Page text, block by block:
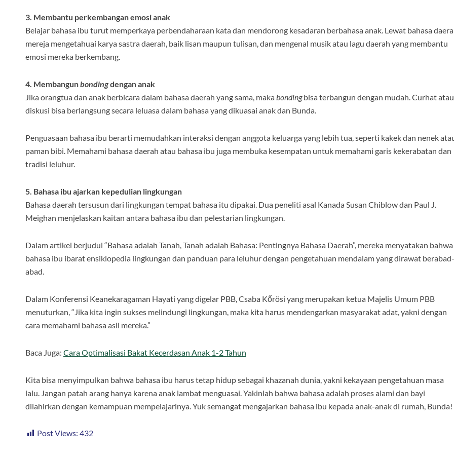
3. Membantu perkembangan emosi anak
Belajar bahasa ibu turut memperkaya perbendaharaan kata dan mendorong kesadaran berbahasa anak. Lewat bahasa
mereja mengetahuai karya sastra daerah, baik lisan maupun tulisan, dan mengenal musik atau lagu daerah yang membantu
emosi mereka berkembang.
4. Membangunbondingdengan anak
Jika orangtua dan anak berbicara dalam bahasa daerah yang sama, makabondingbisa terbangun dengan mudah. Curhat atau
diskusi bisa berlangsung secara leluasa dalam bahasa yang dikuasai anak dan Bunda.
Penguasaan bahasa ibu berarti memudahkan interaksi dengan anggota keluarga yang lebih tua, seperti kakek dan nenek
paman bibi. Memahami bahasa daerah atau bahasa ibu juga membuka kesempatan untuk memahami garis kekerabatan dan
tradisi leluhur.
5. Bahasa ibu ajarkan kepedulian lingkungan
Bahasa daerah tersusun dari lingkungan tempat bahasa itu dipakai. Dua peneliti asal Kanada Susan Chiblow dan Paul J.
Meighan menjelaskan kaitan antara bahasa ibu dan pelestarian lingkungan.
Dalam artikel berjudul “Bahasa adalah Tanah, Tanah adalah Bahasa: Pentingnya Bahasa Daerah”, mereka menyatakan bahwa
bahasa ibu ibarat ensiklopedia lingkungan dan panduan para leluhur dengan pengetahuan mendalam yang dirawat berabad-
abad.
Dalam Konferensi Keanekaragaman Hayati yang digelar PBB, Csaba Kőrösi yang merupakan ketua Majelis Umum PBB
menuturkan, “Jika kita ingin sukses melindungi lingkungan, maka kita harus mendengarkan masyarakat adat, yakni dengan
cara memahami bahasa asli mereka.”
Baca Juga: Cara Optimalisasi Bakat Kecerdasan Anak 1-2 Tahun
Kita bisa menyimpulkan bahwa bahasa ibu harus tetap hidup sebagai khazanah dunia, yakni kekayaan pengetahuan masa
lalu. Jangan patah arang hanya karena anak lambat menguasai. Yakinlah bahwa bahasa adalah proses alami dan bayi
dilahirkan dengan kemampuan mempelajarinya. Yuk semangat mengajarkan bahasa ibu kepada anak-anak di rumah, Bunda!
Post Views: 432